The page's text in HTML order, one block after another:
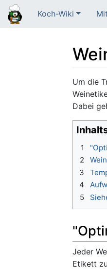
Koch-Wiki
Um die
Dabei
1
2
3
4
5
Jeder
Etikett